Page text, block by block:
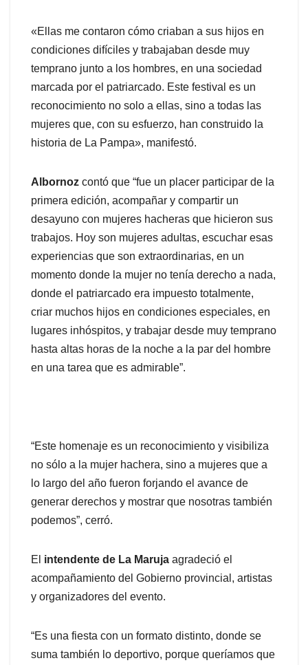
«Ellas me contaron cómo criaban a sus hijos en
condiciones difíciles y trabajaban desde muy
temprano junto a los hombres, en una sociedad
marcada por el patriarcado. Este festival es un
reconocimiento no solo a ellas, sino a todas las
mujeres que, con su esfuerzo, han construido la
historia de La Pampa», manifestó.
Albornoz contó que “fue un placer participar de la
primera edición, acompañar y compartir un
desayuno con mujeres hacheras que hicieron sus
trabajos. Hoy son mujeres adultas, escuchar esas
experiencias que son extraordinarias, en un
momento donde la mujer no tenía derecho a nada,
donde el patriarcado era impuesto totalmente,
criar muchos hijos en condiciones especiales, en
lugares inhóspitos, y trabajar desde muy temprano
hasta altas horas de la noche a la par del hombre
en una tarea que es admirable”.
“Este homenaje es un reconocimiento y visibiliza
no sólo a la mujer hachera, sino a mujeres que a
lo largo del año fueron forjando el avance de
generar derechos y mostrar que nosotras también
podemos”, cerró.
El intendente de La Maruja agradeció el
acompañamiento del Gobierno provincial, artistas
y organizadores del evento.
“Es una fiesta con un formato distinto, donde se
suma también lo deportivo, porque queríamos que